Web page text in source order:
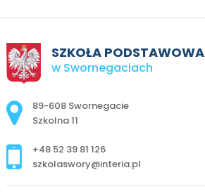
SZKOŁA PODSTAWOWA
w Swornegaciach
Adres pocztowy:
89-608 Swornegacie
Szkolna 11
+48 52 39 81 126
szkolaswory@interia.pl